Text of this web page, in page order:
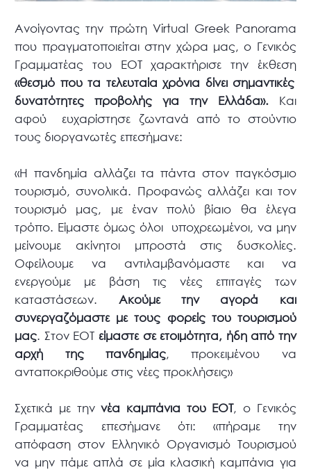
Ανοίγοντας την πρώτη Virtual Greek Panorama
που πραγματοποιείται στην χώρα μας, ο Γενικός
Γραμματέας του ΕΟΤ χαρακτήρισε την έκθεση
«θεσμό που τα τελευταία χρόνια δίνει σημαντικές
δυνατότητες προβολής για την Ελλάδα». Και
αφού ευχαρίστησε ζωντανά από το στούντιο
τους διοργανωτές επεσήμανε:
«Η πανδημία αλλάζει τα πάντα στον παγκόσμιο
τουρισμό, συνολικά. Προφανώς αλλάζει και τον
τουρισμό μας, με έναν πολύ βίαιο θα έλεγα
τρόπο. Είμαστε όμως όλοι υποχρεωμένοι, να μην
μείνουμε ακίνητοι μπροστά στις δυσκολίες.
Οφείλουμε να αντιλαμβανόμαστε και να
ενεργούμε με βάση τις νέες επιταγές των
καταστάσεων. Ακούμε την αγορά και
συνεργαζόμαστε με τους φορείς του τουρισμού
μας. Στον ΕΟΤ είμαστε σε ετοιμότητα, ήδη από την
αρχή της πανδημίας, προκειμένου να
ανταποκριθούμε στις νέες προκλήσεις»
Σχετικά με τηννέα καμπάνια του ΕΟΤ, ο Γενικός
Γραμματέας επεσήμανε ότι: «πήραμε την
απόφαση στον Ελληνικό Οργανισμό Τουρισμού
να μην πάμε απλά σε μία κλασική καμπάνια για